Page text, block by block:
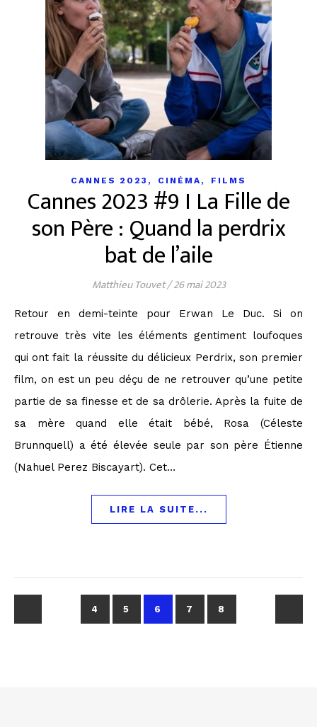
CANNES 2023 , CINÉMA , FILMS
Cannes 2023 #9 I La Fille de
son Père : Quand la perdrix
bat de l’aile
Matthieu Touvet/26 mai 2023
Retour en demi-teinte pour Erwan Le Duc. Si on
retrouve très vite les éléments gentiment loufoques
qui ont fait la réussite du délicieux Perdrix, son premier
film, on est un peu déçu de ne retrouver qu’une petite
partie de sa finesse et de sa drôlerie. Après la fuite de
sa mère quand elle était bébé, Rosa (Céleste
Brunnquell) a été élevée seule par son père Étienne
(Nahuel Perez Biscayart). Cet…
LIRE LA SUITE...
4 5 6 7 8